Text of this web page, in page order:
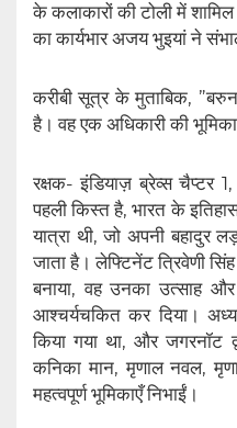
के कलाकारों की टोली में
का कार्यभार अजय भुइयां ने
करीबी सूत्र के मुताबिक,
है। वह एक अधिकारी की
रक्षक- इंडियाज़ ब्रेव्स चैप्टर
पहली किस्त है, भारत के
यात्रा थी, जो अपनी बहादुर
जाता है। लेफ्टिनेंट त्रिवेणी
बनाया, वह उनका उत्साह
आश्चर्यचकित कर दिया।
किया गया था, और जगरनॉट
कनिका मान, मृणाल नवल,
महत्वपूर्ण भूमिकाएँ निभाईं।